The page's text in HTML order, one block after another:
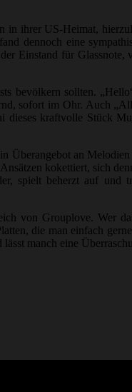
ihrer US-Heimat,
dennoch eine
Einstand für
sollten.
sofort im Ohr. Auch
kraftvolle Stück
an
kokettiert, sich
spielt beherzt auf und
von Grouplove. Wer
die man einfach
manch eine